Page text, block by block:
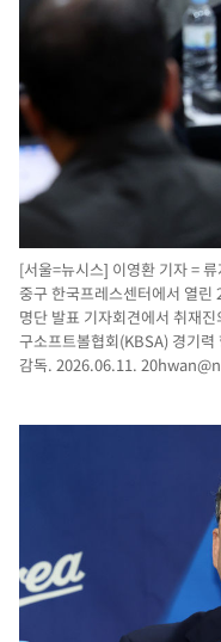
[서울=뉴시스] 이영환 기자 =
중구 한국프레스센터에서 열
명단 발표 기자회견에서 취재
구소프트볼협회(KBSA) 경기
감독. 2026.06.11.